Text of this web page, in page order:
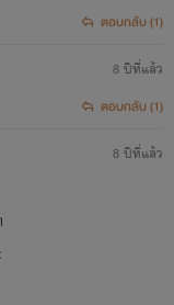
ตอบกลับ (1)
8 ปีที่แล้ว
ตอบกลับ (1)
8 ปีที่แล้ว